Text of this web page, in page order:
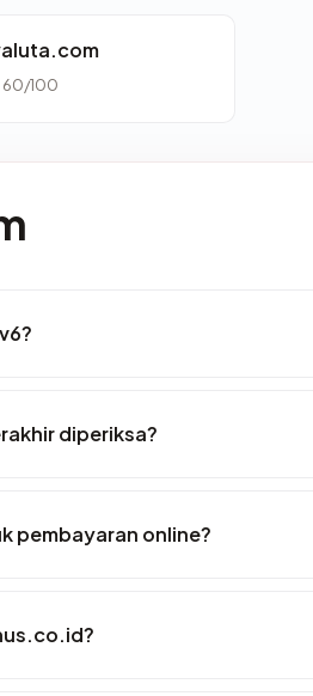
60/100
diperiksa?
pembayaran online?